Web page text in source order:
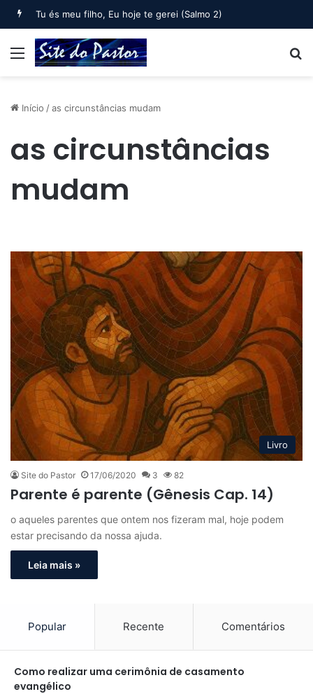
Bem-aventurado o homem que… (Salmo 1)
Menu
Início /as circunstâncias mudam
as circunstâncias
mudam
Livro
Site do Pastor 17/06/2020 3 82
Parente é parente (Gênesis Cap. 14)
o aqueles parentes que ontem nos fizeram mal, hoje podem
estar precisando da nossa ajuda.
Leia mais »
Popular Recente Comentários
Como realizar uma cerimônia de casamento
evangélico